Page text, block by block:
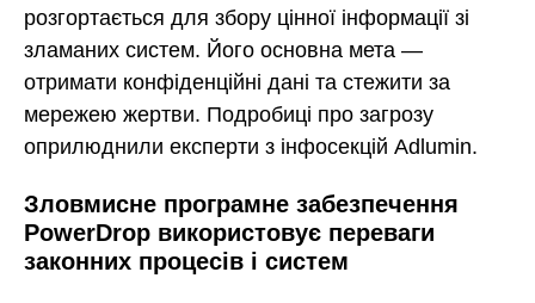
розгортається для збору цінної інформації зі
зламаних систем. Його основна мета —
отримати конфіденційні дані та стежити за
мережею жертви. Подробиці про загрозу
оприлюднили експерти з інфосекцій Adlumin.
Зловмисне програмне забезпечення
PowerDrop використовує переваги
законних процесів і систем